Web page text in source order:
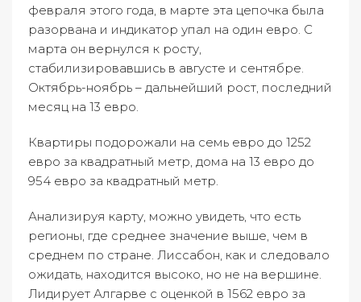
февраля этого года, в марте эта цепочка была
разорвана и индикатор упал на один евро. С
марта он вернулся к росту,
стабилизировавшись в августе и сентябре.
Октябрь-ноябрь – дальнейший рост, последний
месяц на 13 евро.
Квартиры подорожали на семь евро до 1252
евро за квадратный метр, дома на 13 евро до
954 евро за квадратный метр.
Анализируя карту, можно увидеть, что есть
регионы, где среднее значение выше, чем в
среднем по стране. Лиссабон, как и следовало
ожидать, находится высоко, но не на вершине.
Лидирует Алгарве с оценкой в 1562 евро за